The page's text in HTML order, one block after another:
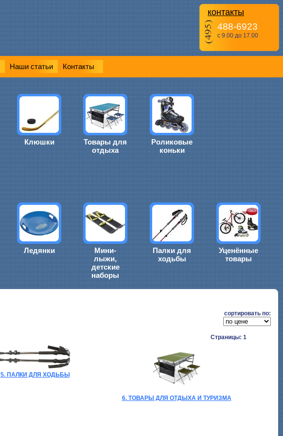
контакты
488-6923
с 9.00 до 17.00
Наши статьи Контакты
Клюшки
Товары для
отдыха
Роликовые
коньки
Ледянки
Мини-
лыжи,
детские
наборы
Палки для
ходьбы
Уценённые
товары
cортировать по:
Страницы: 1
5. ПАЛКИ ДЛЯ ХОДЬБЫ
6. ТОВАРЫ ДЛЯ ОТДЫХА И ТУРИЗМА